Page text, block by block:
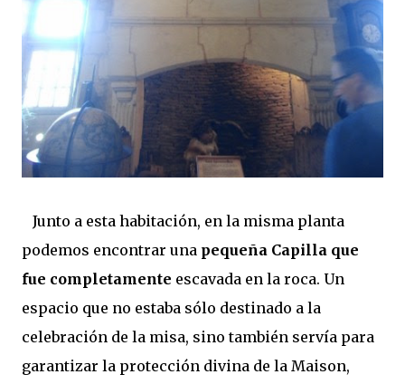
Junto a esta habitación, en la misma planta
podemos encontrar una pequeña Capilla que
fue completamente escavada en la roca. Un
espacio que no estaba sólo destinado a la
celebración de la misa, sino también servía para
garantizar la protección divina de la Maison,